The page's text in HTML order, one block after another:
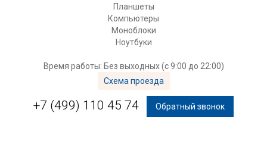
Планшеты
Компьютеры
Моноблоки
Ноутбуки
Время работы: Без выходных (с 9:00 до 22:00)
Схема проезда
+7 (499) 110 45 74 Обратный звонок